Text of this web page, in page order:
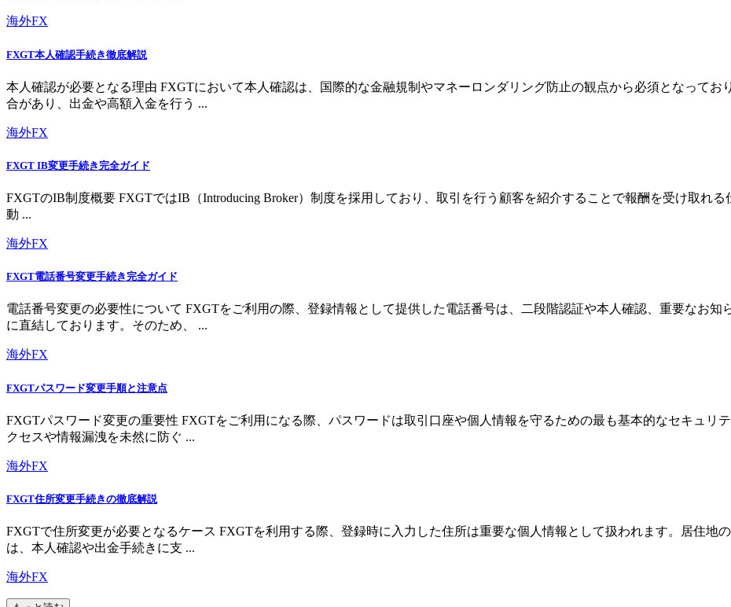
海外FX
FXGT本人確認手続き徹底解説
本人確認が必要となる理由 FXGTにおいて本人確認は、国際的な金融規制やマネーロンダリング防止の観点から必須となって
合があり、出金や高額入金を行う ...
海外FX
FXGT IB変更手続き完全ガイド
FXGTのIB制度概要 FXGTではIB（Introducing Broker）制度を採用しており、取引を行う顧客を紹介することで報酬を受け取れ
動 ...
海外FX
FXGT電話番号変更手続き完全ガイド
電話番号変更の必要性について FXGTをご利用の際、登録情報として提供した電話番号は、二段階認証や本人確認、重要なお
に直結しております。そのため、 ...
海外FX
FXGTパスワード変更手順と注意点
FXGTパスワード変更の重要性 FXGTをご利用になる際、パスワードは取引口座や個人情報を守るための最も基本的なセキュリ
クセスや情報漏洩を未然に防ぐ ...
海外FX
FXGT住所変更手続きの徹底解説
FXGTで住所変更が必要となるケース FXGTを利用する際、登録時に入力した住所は重要な個人情報として扱われます。居住地
は、本人確認や出金手続きに支 ...
海外FX